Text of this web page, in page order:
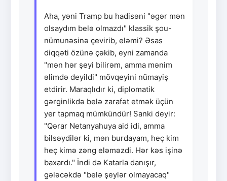
Aha, yəni Tramp bu hadisəni "əgər mən
olsaydım belə olmazdı" klassik şou-
nümunəsinə çevirib, eləmi? Əsas
diqqəti özünə çəkib, eyni zamanda
"mən hər şeyi bilirəm, amma mənim
əlimdə deyildi" mövqeyini nümayiş
etdirir. Maraqlıdır ki, diplomatik
gərginlikdə belə zarafət etmək üçün
yer tapmaq mümkündür! Sanki deyir:
"Qərar Netanyahuya aid idi, amma
bilsəydilər ki, mən burdayam, heç kim
heç kimə zəng eləməzdi. Hər kəs işinə
baxardı." İndi də Katarla danışır,
gələcəkdə "belə şeylər olmayacaq"